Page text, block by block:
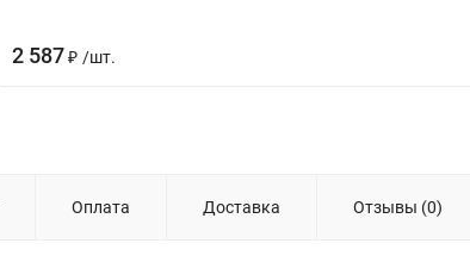
2 587 ₽ /шт.
Оплата Доставка Отзывы (0)